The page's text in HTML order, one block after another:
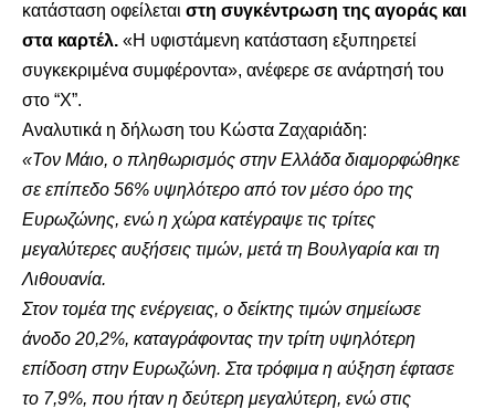
κατάσταση οφείλεται στη συγκέντρωση της αγοράς και
στα καρτέλ. «Η υφιστάμενη κατάσταση εξυπηρετεί
συγκεκριμένα συμφέροντα», ανέφερε σε ανάρτησή του
στο “X”.
Αναλυτικά η δήλωση του Κώστα Ζαχαριάδη:
«Τον Μάιο, ο πληθωρισμός στην Ελλάδα διαμορφώθηκε
σε επίπεδο 56% υψηλότερο από τον μέσο όρο της
Ευρωζώνης, ενώ η χώρα κατέγραψε τις τρίτες
μεγαλύτερες αυξήσεις τιμών, μετά τη Βουλγαρία και τη
Λιθουανία.
Στον τομέα της ενέργειας, ο δείκτης τιμών σημείωσε
άνοδο 20,2%, καταγράφοντας την τρίτη υψηλότερη
επίδοση στην Ευρωζώνη. Στα τρόφιμα η αύξηση έφτασε
το 7,9%, που ήταν η δεύτερη μεγαλύτερη, ενώ στις